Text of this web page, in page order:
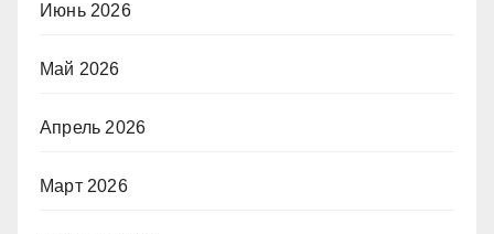
Июнь 2026
Май 2026
Апрель 2026
Март 2026